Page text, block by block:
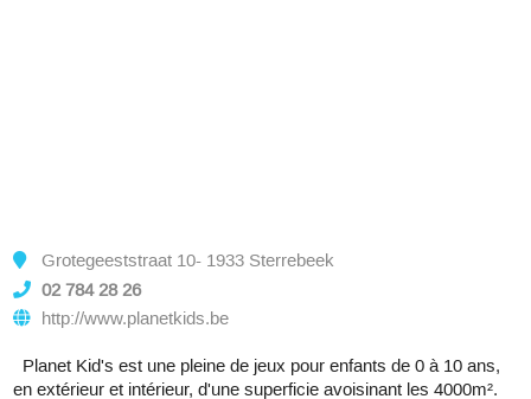
Grotegeeststraat 10- 1933 Sterrebeek
02 784 28 26
http://www.planetkids.be
Planet Kid's est une pleine de jeux pour enfants de 0 à 10 ans,
en extérieur et intérieur, d'une superficie avoisinant les 4000m².